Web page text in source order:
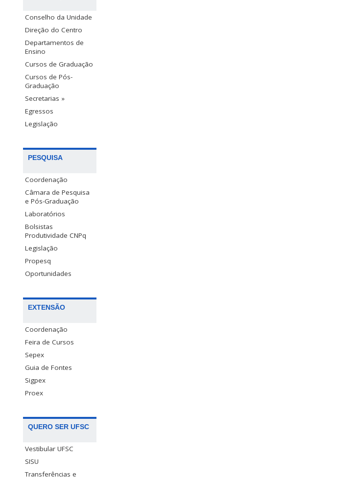
Conselho da Unidade
Direção do Centro
Departamentos de
Ensino
Cursos de Graduação
Cursos de Pós-
Graduação
Secretarias »
Egressos
Legislação
PESQUISA
Coordenação
Câmara de Pesquisa
e Pós-Graduação
Laboratórios
Bolsistas
Produtividade CNPq
Legislação
Propesq
Oportunidades
EXTENSÃO
Coordenação
Feira de Cursos
Sepex
Guia de Fontes
Sigpex
Proex
QUERO SER UFSC
Vestibular UFSC
SISU
Transferências e